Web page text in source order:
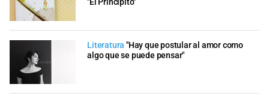
"El Principito"
Literatura "Hay que postular al amor como
algo que se puede pensar"